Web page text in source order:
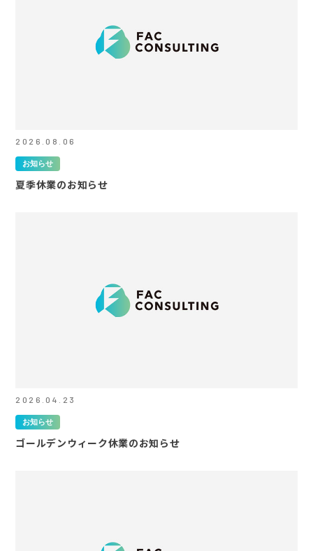
2026.08.06
お知らせ
夏季休業のお知らせ
2026.04.23
お知らせ
ゴールデンウィーク休業のお知らせ